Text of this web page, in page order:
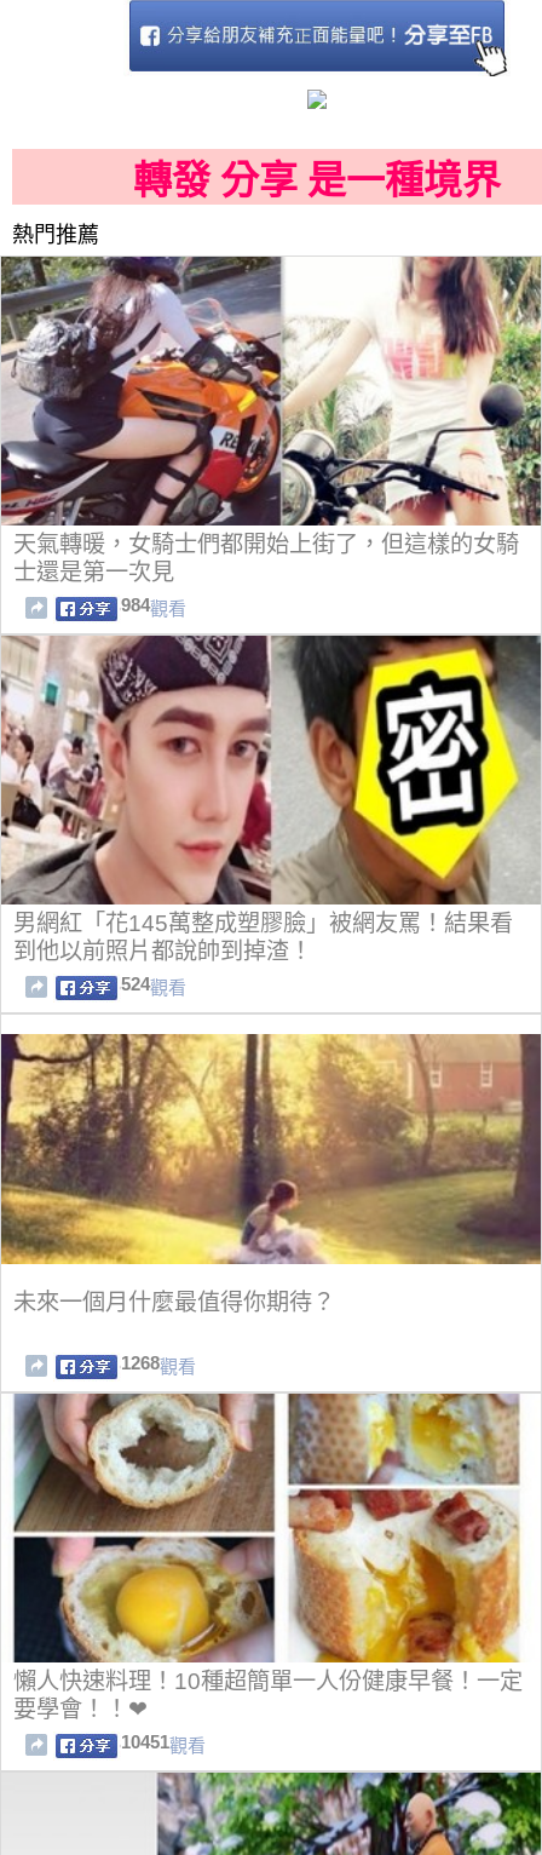
轉發 分享 是一種境界
熱門推薦
天氣轉暖，女騎士們都開始上街了，但這樣的女騎
士還是第一次見
984觀看
男網紅「花145萬整成塑膠臉」被網友罵！結果看
到他以前照片都說帥到掉渣！
524觀看
未來一個月什麼最值得你期待？
1268觀看
懶人快速料理！10種超簡單一人份健康早餐！一定
要學會！！❤
10451觀看